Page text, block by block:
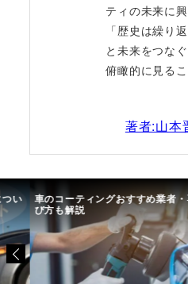
ティの未来に
「歴史は繰り
と未来をつな
俯瞰的に見る
著者:山本
い 車のコーティングおすすめ業者
び方も解説